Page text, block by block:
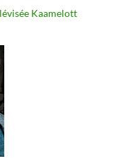
Kaamelott